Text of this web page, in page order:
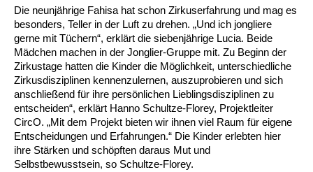
Ortsverein Bredenbeck
Ortsverein Berenbostel
Ortsverein Burgdorf
Ortsverein Burgdorf
Ortsverein Engelbostel-Schulenburg
Kindertagesstätte Große Pranke
Kindertagesstätte Herbartstraße
Kindertagesstätte Hiltrud-Grote-Weg
Krippe Höltystraße
Kindertagesstätte Ibykusweg / Familienzentrum
Kindertagesstätte Gehägestraße
Kindertagesstätte Gorch-Fock-Straße
Kindertagesstätte Gottfried-Keller-Straße /
Familienzentrum
Kindertagesstätte Große Pranke
Kindertagesstätte Harenberger Straße
Kindertagesstätte Schweriner Straße /
Familienzentrum
Außenstelle Hort Stenhusenstraße
Kindertagesstätte Sylter Weg
Stretch und Relax
Fitness für Frauen
Wegweiser Seniorenkompass
Infotelefon
Migrationsberatung für junge Menschen
Interkulturelle Beratung für ältere Menschen
Die neunjährige Fahisa hat schon Zirkuserfahrung und mag es
besonders, Teller in der Luft zu drehen. „Und ich jongliere
gerne mit Tüchern“, erklärt die siebenjährige Lucia. Beide
Mädchen machen in der Jonglier-Gruppe mit. Zu Beginn der
Zirkustage hatten die Kinder die Möglichkeit, unterschiedliche
Zirkusdisziplinen kennenzulernen, auszuprobieren und sich
anschließend für ihre persönlichen Lieblingsdisziplinen zu
entscheiden“, erklärt Hanno Schultze-Florey, Projektleiter
CircO. „Mit dem Projekt bieten wir ihnen viel Raum für eigene
Entscheidungen und Erfahrungen.“ Die Kinder erlebten hier
ihre Stärken und schöpften daraus Mut und
Selbstbewusstsein, so Schultze-Florey.